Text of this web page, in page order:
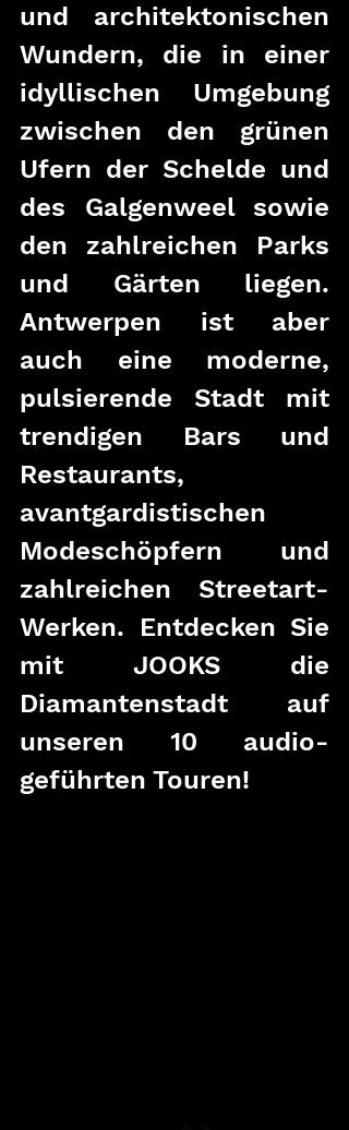
und architektonischen
Wundern, die in einer
idyllischen Umgebung
zwischen den grünen
Ufern der Schelde und
des Galgenweel sowie
den zahlreichen Parks
und Gärten liegen.
Antwerpen ist aber
auch eine moderne,
pulsierende Stadt mit
trendigen Bars und
Restaurants,
avantgardistischen
Modeschöpfern und
zahlreichen Streetart-
Werken. Entdecken Sie
mit JOOKS die
Diamantenstadt auf
unseren 10 audio-
geführten Touren!